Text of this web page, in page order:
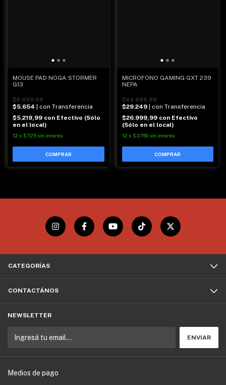
MOUSE PAD NOGA STORMER
G13
$8.699,99
$5.654
| con Transferencia
$5.219,99 con Efectivo (Sólo
en el local)
12 x $725 sin interés
MICROFONO GAMING GXT 239
NEPA
$44.999,99
$29.249
| con Transferencia
$26.999,99 con Efectivo
(Sólo en el local)
12 x $3.750 sin interés
CATEGORÍAS
CONTACTÁNOS
NEWSLETTER
Medios de pago